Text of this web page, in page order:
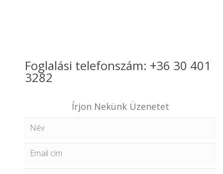
Foglalási telefonszám: +36 30 401
3282
Írjon Nekünk Üzenetet